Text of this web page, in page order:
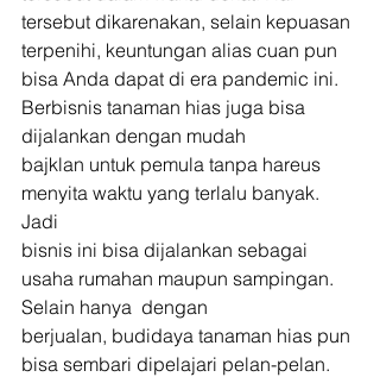
tersebut dikarenakan, selain kepuasan
terpenihi, keuntungan alias cuan pun
bisa Anda dapat di era pandemic ini.
Berbisnis tanaman hias juga bisa
dijalankan dengan mudah
bajklan untuk pemula tanpa hareus
menyita waktu yang terlalu banyak.
Jadi
bisnis ini bisa dijalankan sebagai
usaha rumahan maupun sampingan.
Selain hanya  dengan
berjualan, budidaya tanaman hias pun
bisa sembari dipelajari pelan-pelan.